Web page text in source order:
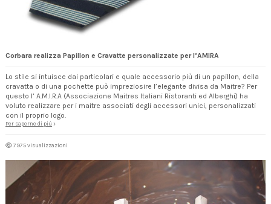
Corbara realizza Papillon e Cravatte personalizzate per l’AMIRA
Lo stile si intuisce dai particolari e quale accessorio più di un papillon, della
cravatta o di una pochette può impreziosire l’elegante divisa da Maitre? Per
questo l’ A.M.I.R.A (Associazione Maitres Italiani Ristoranti ed Alberghi) ha
voluto realizzare per i maitre associati degli accessori unici, personalizzati
con il proprio logo.
Per saperne di più
7975 visualizzazioni